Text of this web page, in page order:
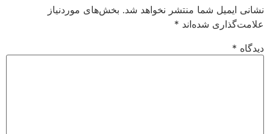
نشانی ایمیل شما منتشر نخواهد شد. بخش‌های موردنیاز
علامت‌گذاری شده‌اند *
دیدگاه *